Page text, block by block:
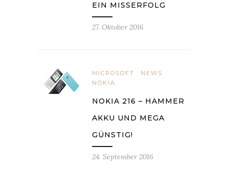
EIN MISSERFOLG
27. Oktober 2016
MICROSOFT
NEWS
NOKIA
NOKIA 216 – HAMMER
AKKU UND MEGA
GÜNSTIG!
24. September 2016